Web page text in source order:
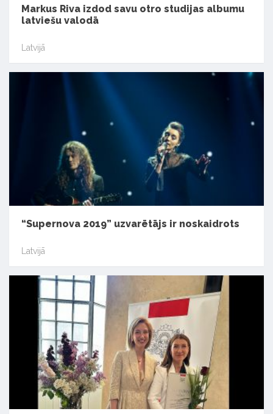
Markus Riva izdod savu otro studijas albumu
latviešu valodā
Latvijā
“Supernova 2019” uzvarētājs ir noskaidrots
Latvijā